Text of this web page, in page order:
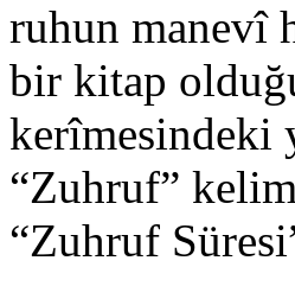
ruhun manevî
bir kitap
kerîmesindeki
“Zuhruf”
“Zuhruf